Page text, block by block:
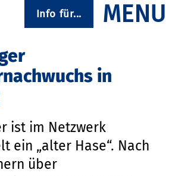
Info für...
in
ist im Netzwerk
ein „alter Hase“. Nach
über